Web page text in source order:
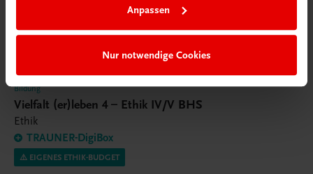
Anpassen
Nur notwendige Cookies
Bildung
Vielfalt (er)leben 4 – Ethik IV/V BHS
Ethik
TRAUNER-DigiBox
⚠️ EIGENES ETHIK-BUDGET